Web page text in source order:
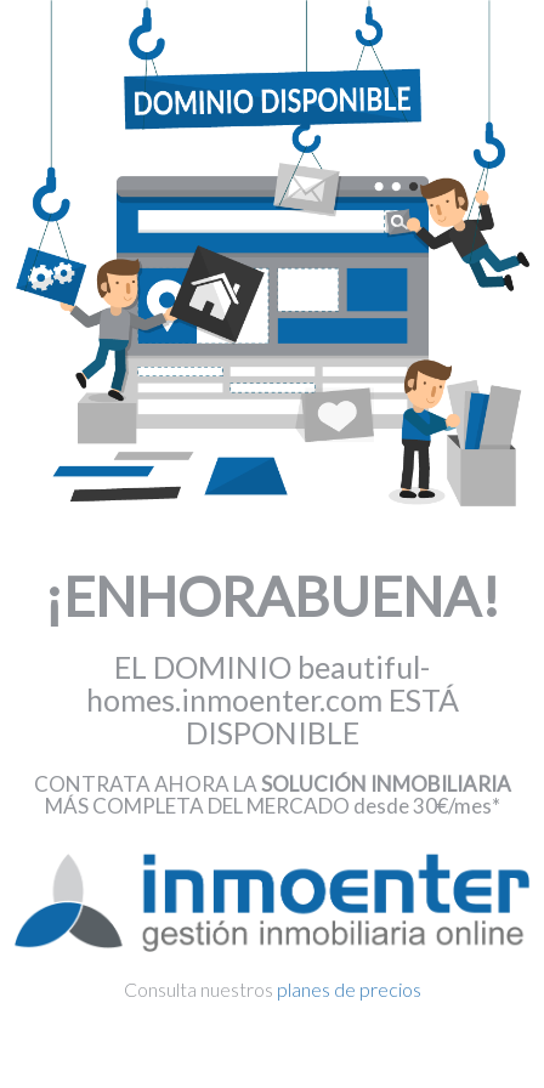
¡ENHORABUENA!
EL DOMINIO beautiful-
homes.inmoenter.com ESTÁ
DISPONIBLE
CONTRATA AHORA LASOLUCIÓN INMOBILIARIA
MÁS COMPLETA DEL MERCADO desde 30€/mes*
Consulta nuestros planes de precios